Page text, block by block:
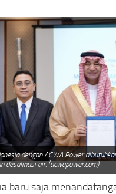
dengan ACWA Power
desalinasi air. (acwapower.com)
baru saja